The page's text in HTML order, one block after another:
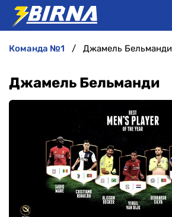
БУКМЕКЕРИ
команда №1 Джамель Бельманди
Джамель Бельманди